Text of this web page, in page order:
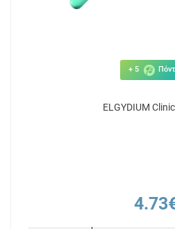
+ 5
ELGYDIUM